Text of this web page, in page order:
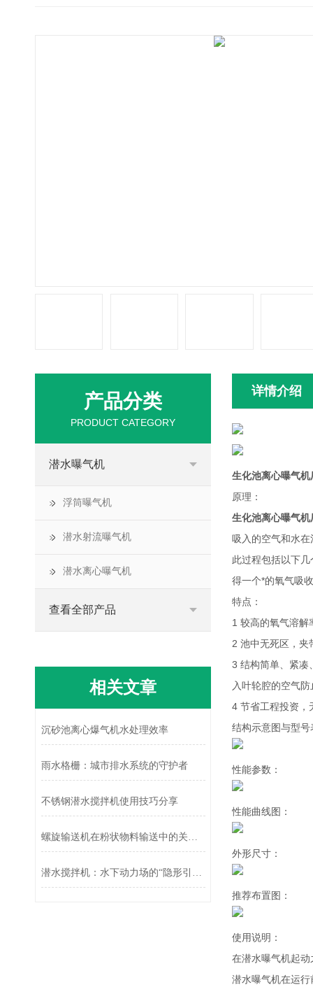
详情介绍
生化池离心曝气机
原理：
生化池离心曝气机
吸入的空气和水
此过程包括以下
得一个*的氧气吸
特点：
1 较高的氧气溶解
2 池中无死区，夹
3 结构简单、紧凑
入叶轮腔的空气
4 节省工程投资，
结构示意图与型号
性能参数：
性能曲线图：
外形尺寸：
推荐布置图：
使用说明：
在潜水曝气机起
潜水曝气机在运
产品分类
PRODUCT CATEGORY
潜水曝气机
浮筒曝气机
潜水射流曝气机
潜水离心曝气机
查看全部产品
相关文章
沉砂池离心爆气机水处理效率
雨水格栅：城市排水系统的守护者
不锈钢潜水搅拌机使用技巧分享
螺旋输送机在粉状物料输送中的关键技术与应用探究
潜水搅拌机：水下动力场的“隐形引擎”